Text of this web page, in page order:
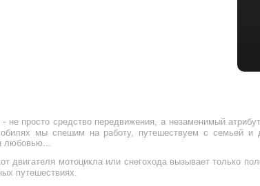
просто средство передвижения, а незаменимый
мы спешим на работу, путешествуем с семьей
любовью...
двигателя мотоцикла или снегохода вызывает только
путешествиях.